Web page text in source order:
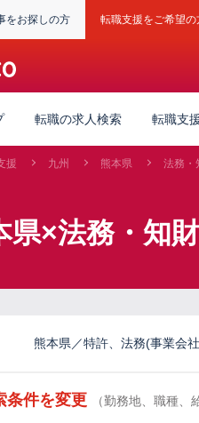
をお探しの方 転職支援をご希望の
転職の求人検索 転職支
援 九州 熊本県 法務・
県×法務・知
熊本県／特許、法務(事業会
条件を変更 （勤務地、職種、